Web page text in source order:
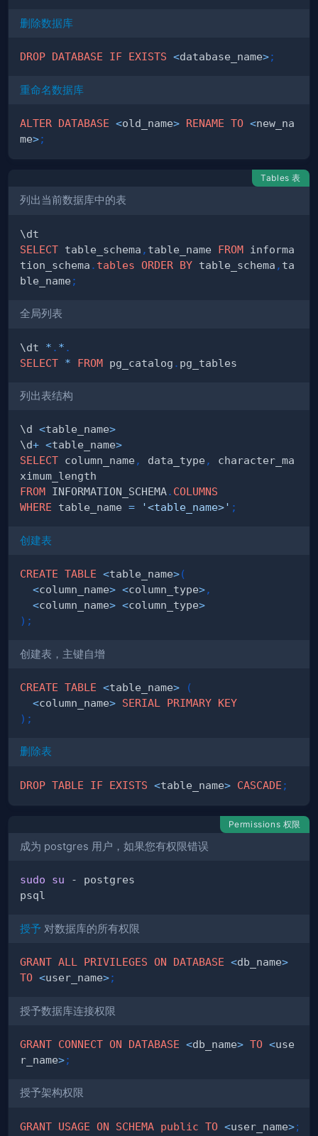
删除数据库
DROP DATABASE IF EXISTS <database_name>;
重命名数据库
ALTER DATABASE <old_name> RENAME TO <new_na
me>;
Tables 表
列出当前数据库中的表
SELECT table_schema , table_name FROM informa
tion_schema . tables ORDER BY table_schema , ta
ble_name ;
全局列表
\dt * . * .
SELECT * FROM pg_catalog .
列出表结构
\d <table_name>
\d+ <table_name>
SELECT column_name , data_type ,
character_ma
FROM INFORMATION_SCHEMA. COLUMNS
WHERE table_name = '<table_name>' ;
创建表
CREATE TABLE <table_name>(
<column_name> <column_type>,
<column_name> <column_type>
) ;
创建表，主键自增
CREATE TABLE <table_name>
(
<column_name> SERIAL PRIMARY KEY
) ;
删除表
DROP TABLE IF EXISTS <table_name> CASCADE ;
Permissions 权限
成为 postgres 用户，如果您有权限错误
sudo su
授予 对数据库的所有权限
GRANT ALL PRIVILEGES ON DATABASE <db_name>
TO <user_name>;
授予数据库连接权限
GRANT CONNECT ON DATABASE <db_name> TO <use
r_name>;
授予架构权限
GRANT USAGE ON SCHEMA public TO <user_name>;